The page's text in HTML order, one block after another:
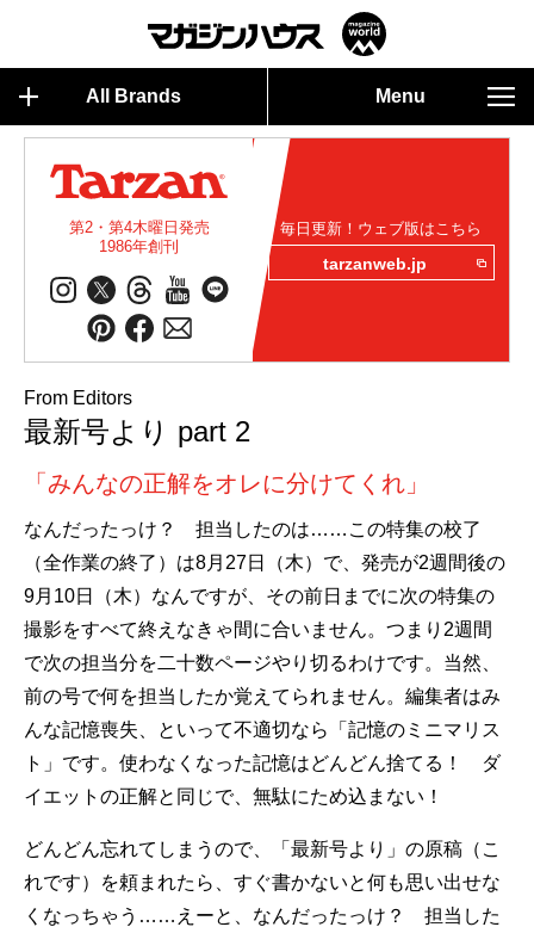
All Brands Menu
第2・第4木曜日発売
1986年創刊
毎日更新！ウェブ版はこちら
tarzanweb.jp
From Editors
最新号より part 2
「みんなの正解をオレに分けてくれ」
なんだったっけ？ 担当したのは……この特集の校了
（全作業の終了）は8月27日（木）で、発売が2週間後の
9月10日（木）なんですが、その前日までに次の特集の
撮影をすべて終えなきゃ間に合いません。つまり2週間
で次の担当分を二十数ページやり切るわけです。当然、
前の号で何を担当したか覚えてられません。編集者はみ
んな記憶喪失、といって不適切なら「記憶のミニマリス
ト」です。使わなくなった記憶はどんどん捨てる！ ダ
イエットの正解と同じで、無駄にため込まない！
どんどん忘れてしまうので、「最新号より」の原稿（こ
れです）を頼まれたら、すぐ書かないと何も思い出せな
くなっちゃう……えーと、なんだったっけ？ 担当した